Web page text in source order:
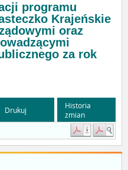
programu
Krajeńskie
oraz
za rok
Drukuj
Historia
zmian